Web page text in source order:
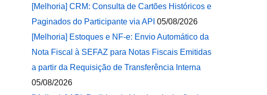
[Melhoria] CRM: Consulta de Cartões Históricos e
Paginados do Participante via API 05/08/2026
[Melhoria] Estoques e NF-e: Envio Automático da
Nota Fiscal à SEFAZ para Notas Fiscais Emitidas
a partir da Requisição de Transferência Interna
05/08/2026